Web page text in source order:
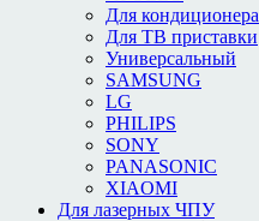
Для кондиционера
Для ТВ приставки
Универсальный
SAMSUNG
LG
PHILIPS
SONY
PANASONIC
XIAOMI
Для лазерных ЧПУ